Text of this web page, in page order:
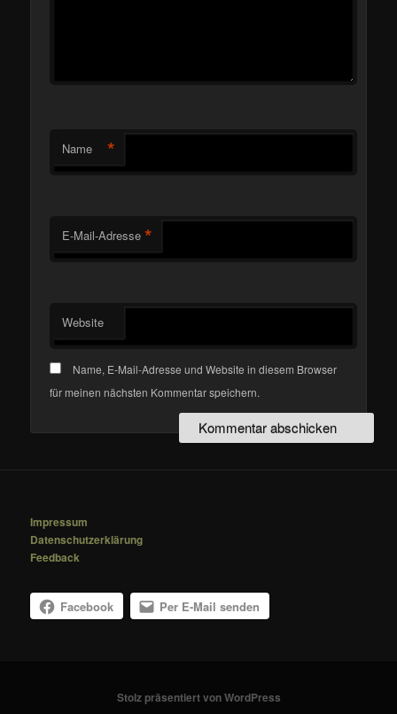
Name *
E-Mail-Adresse *
Website
Name, E-Mail-Adresse und Website in diesem Browser
für meinen nächsten Kommentar speichern.
Impressum
Datenschutzerklärung
Feedback
Facebook Per E-Mail senden
Stolz präsentiert von WordPress